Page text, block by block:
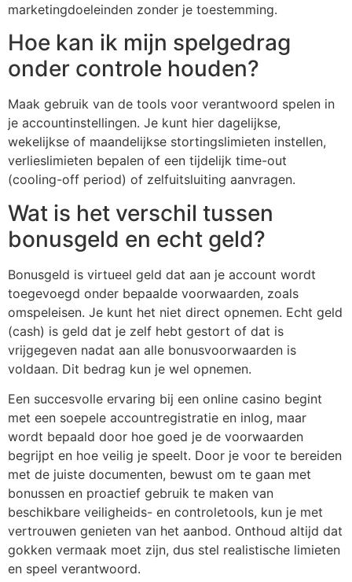
marketingdoeleinden zonder je toestemming.
Hoe kan ik mijn spelgedrag
onder controle houden?
Maak gebruik van de tools voor verantwoord spelen in
je accountinstellingen. Je kunt hier dagelijkse,
wekelijkse of maandelijkse stortingslimieten instellen,
verlieslimieten bepalen of een tijdelijk time-out
(cooling-off period) of zelfuitsluiting aanvragen.
Wat is het verschil tussen
bonusgeld en echt geld?
Bonusgeld is virtueel geld dat aan je account wordt
toegevoegd onder bepaalde voorwaarden, zoals
omspeleisen. Je kunt het niet direct opnemen. Echt geld
(cash) is geld dat je zelf hebt gestort of dat is
vrijgegeven nadat aan alle bonusvoorwaarden is
voldaan. Dit bedrag kun je wel opnemen.
Een succesvolle ervaring bij een online casino begint
met een soepele accountregistratie en inlog, maar
wordt bepaald door hoe goed je de voorwaarden
begrijpt en hoe veilig je speelt. Door je voor te bereiden
met de juiste documenten, bewust om te gaan met
bonussen en proactief gebruik te maken van
beschikbare veiligheids- en controletools, kun je met
vertrouwen genieten van het aanbod. Onthoud altijd dat
gokken vermaak moet zijn, dus stel realistische limieten
en speel verantwoord.